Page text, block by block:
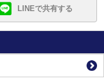
LINEで共有する